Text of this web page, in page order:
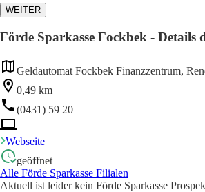
WEITER
Förde Sparkasse Fockbek - Details
Geldautomat Fockbek Finanzzentrum,
0,49 km
(0431) 59 20
Webseite
geöffnet
Alle Förde Sparkasse Filialen
Aktuell ist leider kein Förde Sparkasse